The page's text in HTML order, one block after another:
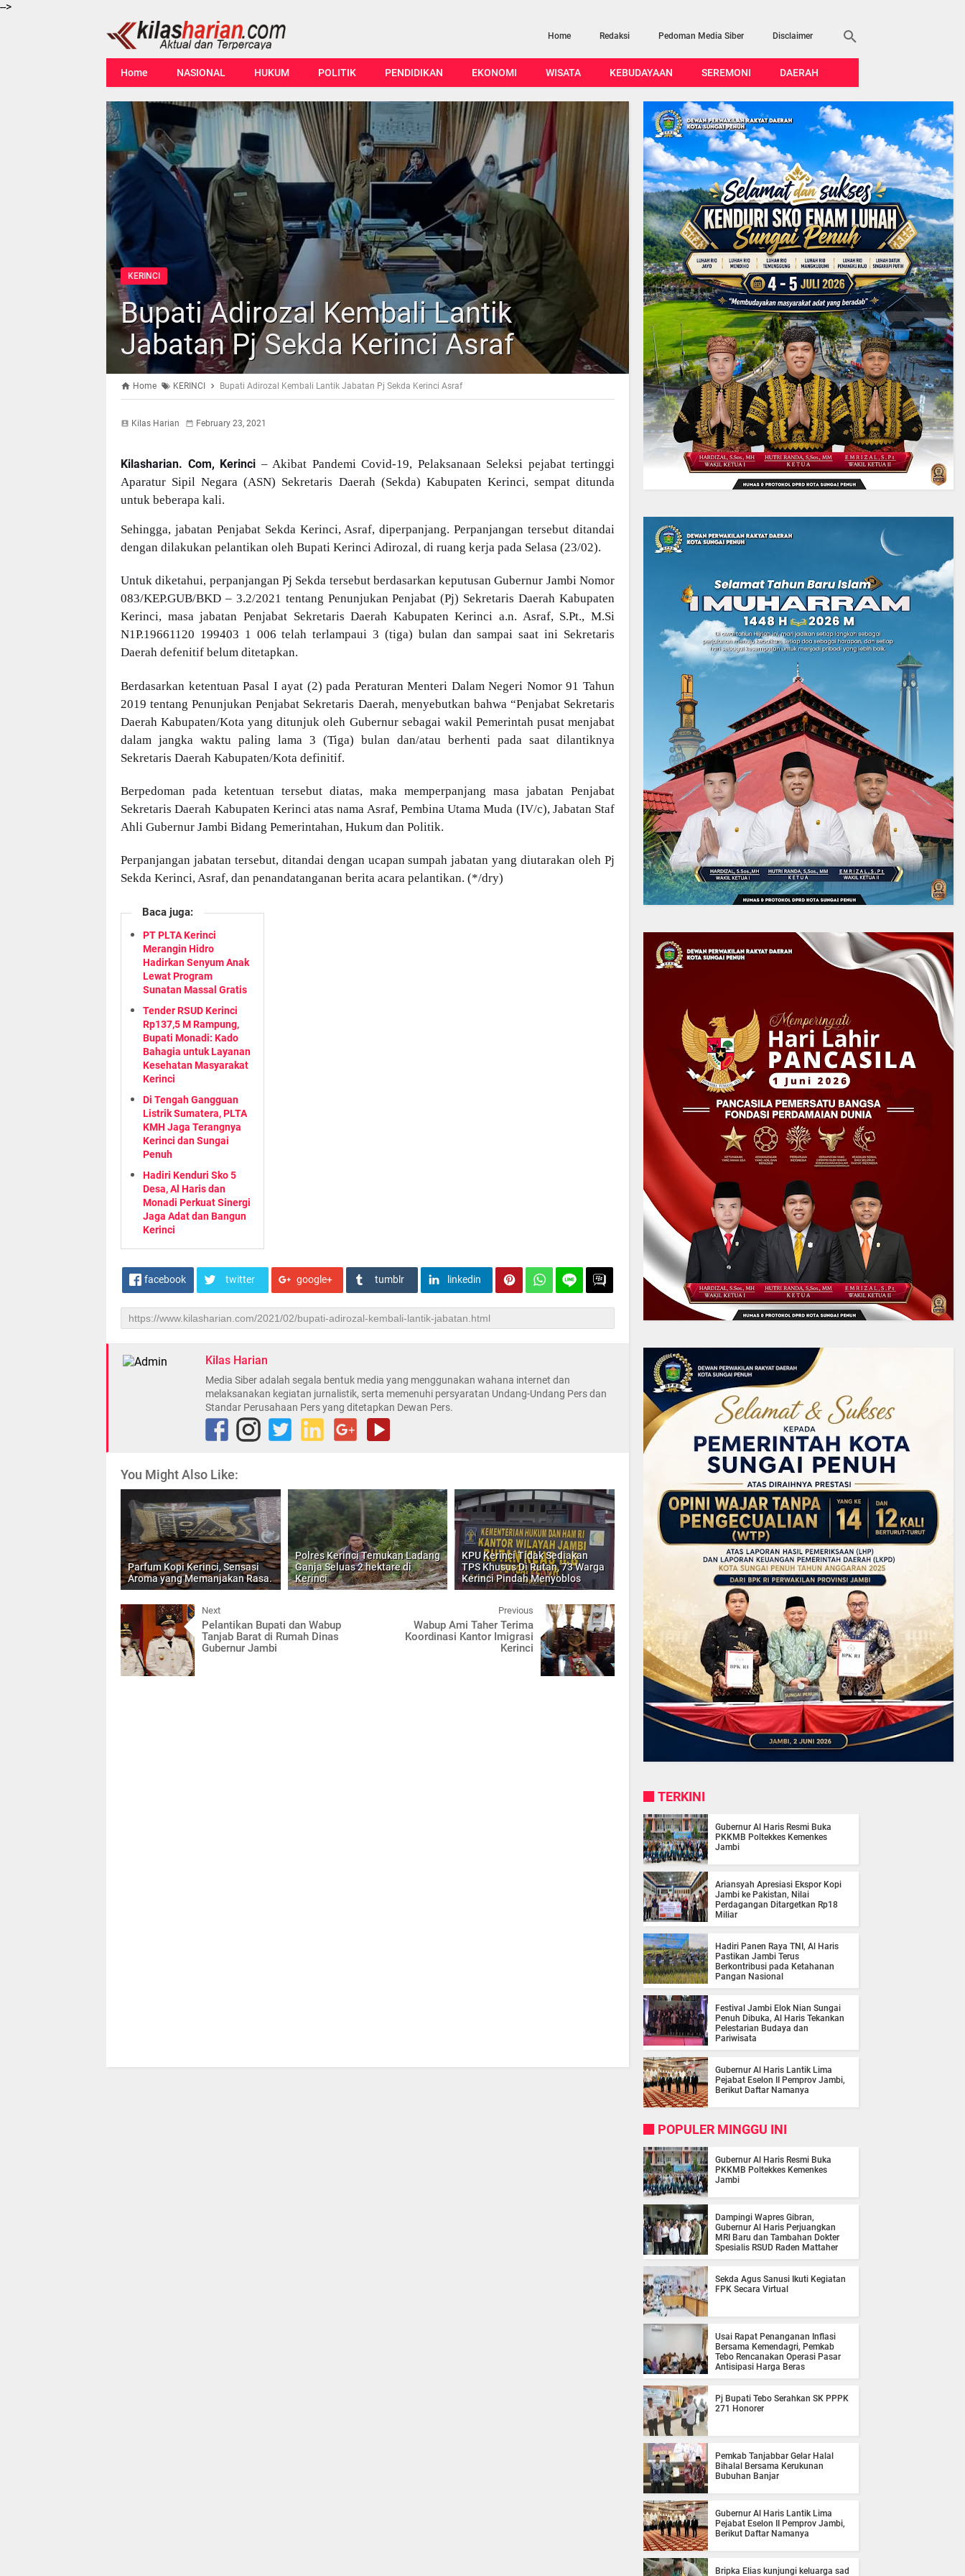
-->
Home Redaksi Pedoman Media Siber Disclaimer
Home NASIONAL HUKUM POLITIK PENDIDIKAN EKONOMI WISATA KEBUDAYAAN SEREMONI DAERAH
KERINCI
Bupati Adirozal Kembali Lantik
Jabatan Pj Sekda Kerinci Asraf
Home KERINCI Bupati Adirozal Kembali Lantik Jabatan Pj Sekda Kerinci Asraf
Kilas Harian February 23, 2021
Kilasharian. Com, Kerinci – Akibat Pandemi Covid-19, Pelaksanaan Seleksi pejabat tertinggi
Aparatur Sipil Negara (ASN) Sekretaris Daerah (Sekda) Kabupaten Kerinci, sempat ditunda
untuk beberapa kali.
Sehingga, jabatan Penjabat Sekda Kerinci, Asraf, diperpanjang. Perpanjangan tersebut ditandai
dengan dilakukan pelantikan oleh Bupati Kerinci Adirozal, di ruang kerja pada Selasa (23/02).
Untuk diketahui, perpanjangan Pj Sekda tersebut berdasarkan keputusan Gubernur Jambi Nomor
083/KEP.GUB/BKD – 3.2/2021 tentang Penunjukan Penjabat (Pj) Sekretaris Daerah Kabupaten
Kerinci, masa jabatan Penjabat Sekretaris Daerah Kabupaten Kerinci a.n. Asraf, S.Pt., M.Si
N1P.19661120 199403 1 006 telah terlampaui 3 (tiga) bulan dan sampai saat ini Sekretaris
Daerah defenitif belum ditetapkan.
Berdasarkan ketentuan Pasal I ayat (2) pada Peraturan Menteri Dalam Negeri Nomor 91 Tahun
2019 tentang Penunjukan Penjabat Sekretaris Daerah, menyebutkan bahwa “Penjabat Sekretaris
Daerah Kabupaten/Kota yang ditunjuk oleh Gubernur sebagai wakil Pemerintah pusat menjabat
dalam jangka waktu paling lama 3 (Tiga) bulan dan/atau berhenti pada saat dilantiknya
Sekretaris Daerah Kabupaten/Kota definitif.
Berpedoman pada ketentuan tersebut diatas, maka memperpanjang masa jabatan Penjabat
Sekretaris Daerah Kabupaten Kerinci atas nama Asraf, Pembina Utama Muda (IV/c), Jabatan Staf
Ahli Gubernur Jambi Bidang Pemerintahan, Hukum dan Politik.
Perpanjangan jabatan tersebut, ditandai dengan ucapan sumpah jabatan yang diutarakan oleh Pj
Sekda Kerinci, Asraf, dan penandatanganan berita acara pelantikan. (*/dry)
Baca juga:
PT PLTA Kerinci
Merangin Hidro
Hadirkan Senyum Anak
Lewat Program
Sunatan Massal Gratis
Tender RSUD Kerinci
Rp137,5 M Rampung,
Bupati Monadi: Kado
Bahagia untuk Layanan
Kesehatan Masyarakat
Kerinci
Di Tengah Gangguan
Listrik Sumatera, PLTA
KMH Jaga Terangnya
Kerinci dan Sungai
Penuh
Hadiri Kenduri Sko 5
Desa, Al Haris dan
Monadi Perkuat Sinergi
Jaga Adat dan Bangun
Kerinci
facebook twitter google+ tumblr linkedin
Kilas Harian
Media Siber adalah segala bentuk media yang menggunakan wahana internet dan
melaksanakan kegiatan jurnalistik, serta memenuhi persyaratan Undang-Undang Pers dan
Standar Perusahaan Pers yang ditetapkan Dewan Pers.
You Might Also Like:
Parfum Kopi Kerinci, Sensasi
Aroma yang Memanjakan Rasa.
Polres Kerinci Temukan Ladang
Ganja Seluas 2 hektare di
Kerinci
KPU Kerinci Tidak Sediakan
TPS Khusus Di Rutan, 73 Warga
Kerinci Pindah Menyoblos
Next
Pelantikan Bupati dan Wabup
Tanjab Barat di Rumah Dinas
Gubernur Jambi
Previous
Wabup Ami Taher Terima
Koordinasi Kantor Imigrasi
Kerinci
TERKINI
Gubernur Al Haris Resmi Buka
PKKMB Poltekkes Kemenkes
Jambi
Ariansyah Apresiasi Ekspor Kopi
Jambi ke Pakistan, Nilai
Perdagangan Ditargetkan Rp18
Miliar
Hadiri Panen Raya TNI, Al Haris
Pastikan Jambi Terus
Berkontribusi pada Ketahanan
Pangan Nasional
Festival Jambi Elok Nian Sungai
Penuh Dibuka, Al Haris Tekankan
Pelestarian Budaya dan
Pariwisata
Gubernur Al Haris Lantik Lima
Pejabat Eselon II Pemprov Jambi,
Berikut Daftar Namanya
POPULER MINGGU INI
Gubernur Al Haris Resmi Buka
PKKMB Poltekkes Kemenkes
Jambi
Dampingi Wapres Gibran,
Gubernur Al Haris Perjuangkan
MRI Baru dan Tambahan Dokter
Spesialis RSUD Raden Mattaher
Sekda Agus Sanusi Ikuti Kegiatan
FPK Secara Virtual
Usai Rapat Penanganan Inflasi
Bersama Kemendagri, Pemkab
Tebo Rencanakan Operasi Pasar
Antisipasi Harga Beras
Pj Bupati Tebo Serahkan SK PPPK
271 Honorer
Pemkab Tanjabbar Gelar Halal
Bihalal Bersama Kerukunan
Bubuhan Banjar
Gubernur Al Haris Lantik Lima
Pejabat Eselon II Pemprov Jambi,
Berikut Daftar Namanya
Bripka Elias kunjungi keluarga sad